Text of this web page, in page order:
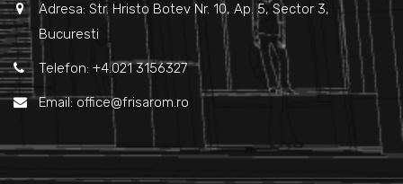
Adresa: Str. Hristo Botev Nr. 10, Ap. 5, Sector 3,
Bucuresti
Telefon: +4.021 3156327
Email: office@frisarom.ro